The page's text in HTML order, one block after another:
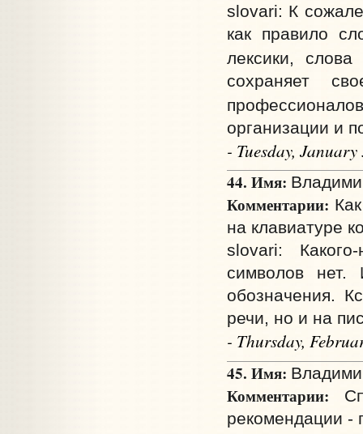
slovari: К
как правило
лексики,
сохраняет
организации и
- Tuesday,
44. Имя:
Комментарии:
на клавиатуре
slovari:
символов
обозначения.
речи, но и на
- Thursday,
45. Имя:
Комментарии:
рекомендации -